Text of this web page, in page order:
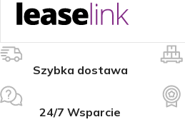
Szybka dostawa
24/7 Wsparcie